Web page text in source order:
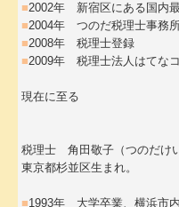
■2002年 新宿区にある国内
■2004年 つのだ税理士事務
■2008年 税理士登録
■2009年 税理士法人はてな
現在に至る
税理士 角田敬子（つのだけい
東京都杉並区生まれ。
■1993年 大学卒業、横浜市